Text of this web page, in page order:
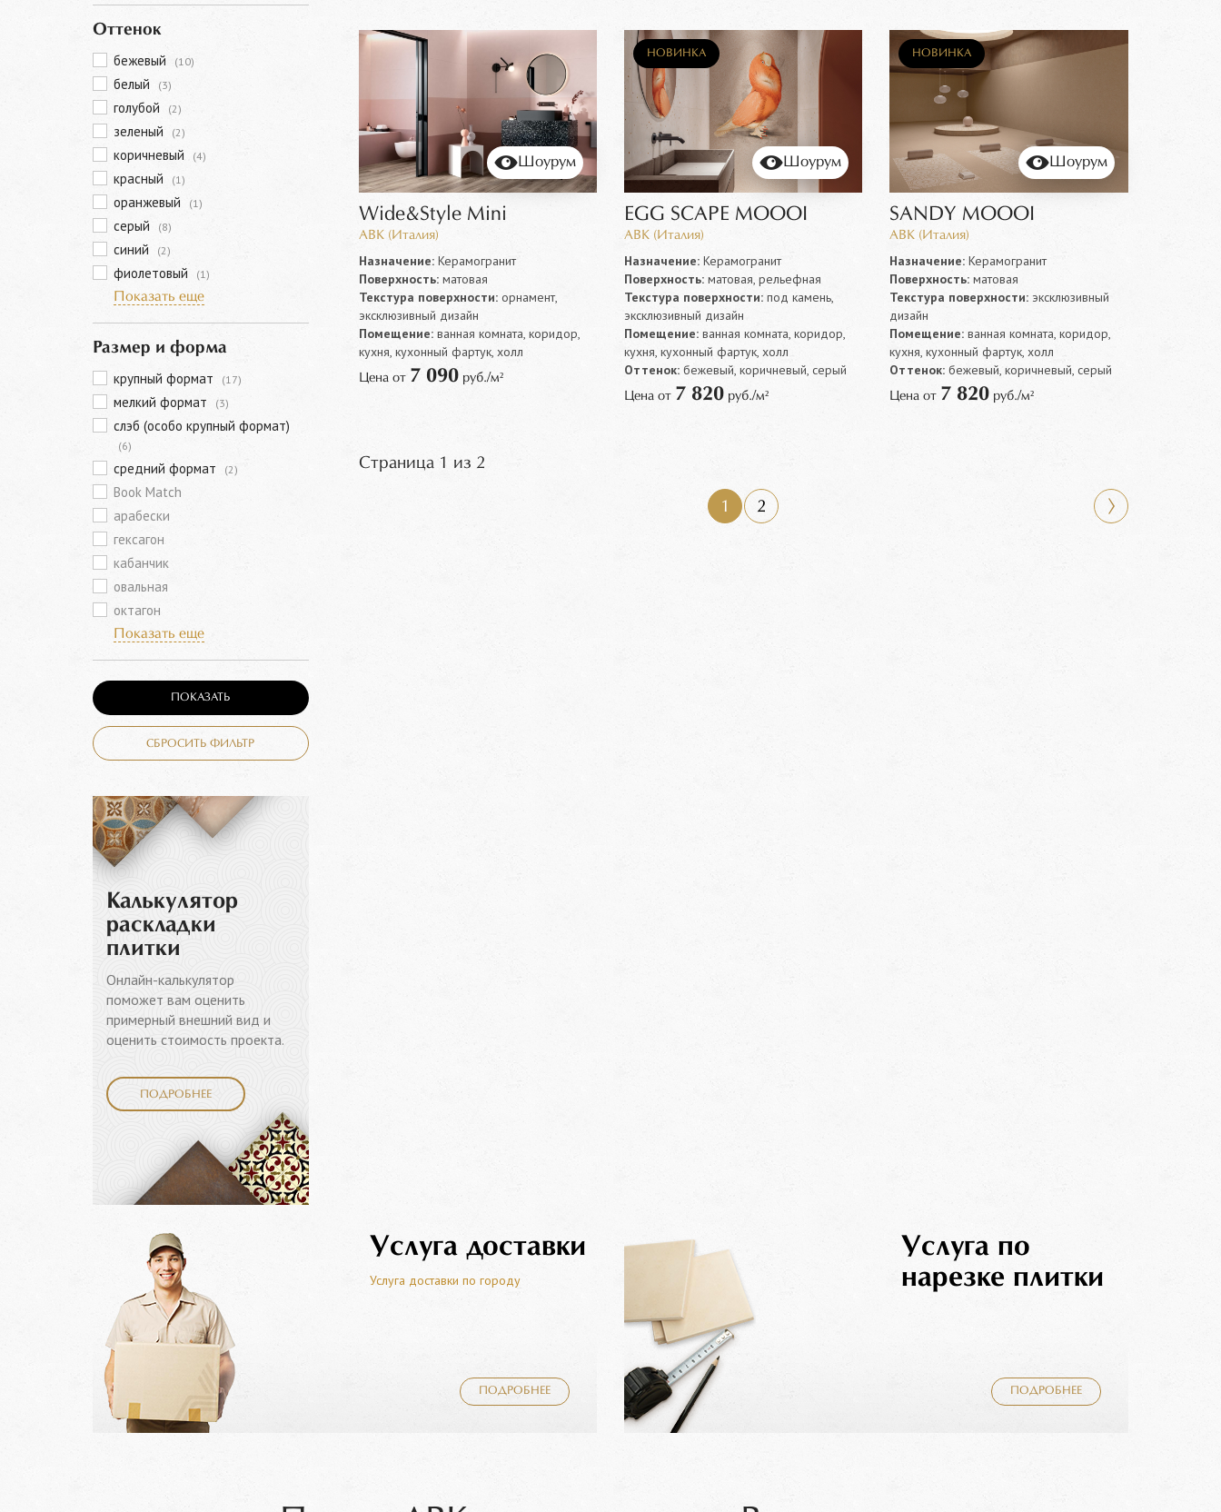
Оттенок
бежевый (10)
белый (3)
голубой (2)
зеленый (2)
коричневый (4)
красный (1)
оранжевый (1)
серый (8)
синий (2)
фиолетовый
(1)
Показать еще
Размер и форма
крупный формат (17)
мелкий формат (3)
слэб (особо крупный формат)
(6)
средний формат (2)
Book Match
арабески
гексагон
кабанчик
овальная
октагон
Показать еще
ПОКАЗАТЬ
СБРОСИТЬ ФИЛЬТР
Калькулятор
раскладки
плитки
Онлайн-калькулятор
поможет вам оценить
примерный внешний вид и
оценить стоимость проекта.
ПОДРОБНЕЕ
Шоурум
Wide&Style Mini
ABK (Италия)
Назначение:Керамогранит
Поверхность:матовая
Текстура поверхности:орнамент,
эксклюзивный дизайн
Помещение:ванная комната, коридор,
кухня, кухонный фартук, холл
Цена от 7 090руб./м²
НОВИНКА
Шоурум
EGG SCAPE MOOOI
ABK (Италия)
Назначение:Керамогранит
Поверхность:матовая, рельефная
Текстура поверхности:под камень,
эксклюзивный дизайн
Помещение:ванная комната, коридор,
кухня, кухонный фартук, холл
Оттенок:бежевый, коричневый, серый
Цена от 7 820руб./м²
НОВИНКА
Шоурум
SANDY MOOOI
ABK (Италия)
Назначение: Керамогранит
Поверхность: матовая
Текстура поверхности: эксклюзивный
дизайн
Помещение: ванная комната, коридор,
кухня, кухонный фартук, холл
Оттенок: бежевый, коричневый, серый
Цена от 7 820 руб./м²
Страница 1 из 2
1 2
Услуга доставки
Услуга доставки по городу
ПОДРОБНЕЕ
Услуга по
нарезке плитки
ПОДРОБНЕЕ